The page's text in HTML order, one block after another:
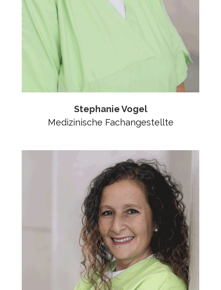
Stephanie Vogel
Medizinische Fachangestellte